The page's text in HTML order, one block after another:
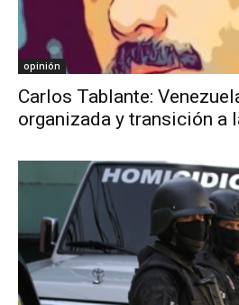
opinión
Carlos Tablante:
organizada y transición a